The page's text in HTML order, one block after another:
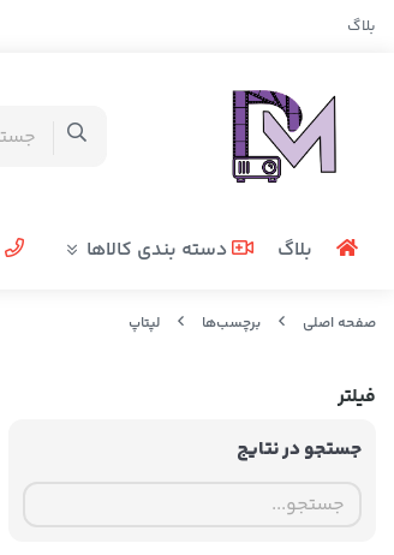
بلاگ
بلاگ دسته بندی کالاها
صفحه اصلی برچسب‌ها لپتاپ
فیلتر
جستجو در نتایج